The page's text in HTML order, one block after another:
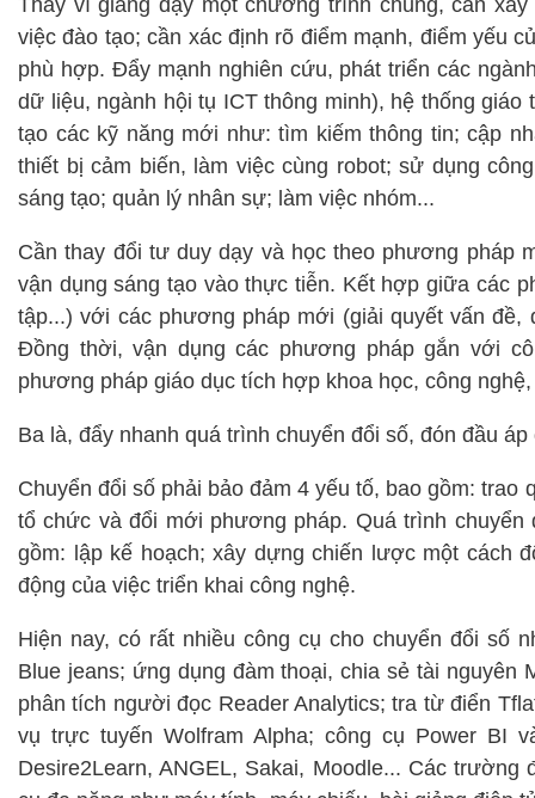
Thay vì giảng dạy một chương trình chung, cần
việc đào tạo; cần xác định rõ điểm mạnh, điểm yếu
phù hợp. Đẩy mạnh nghiên cứu, phát triển các
dữ liệu, ngành hội tụ ICT thông minh), hệ thống
tạo các kỹ năng mới như: tìm kiếm thông tin; cập
thiết bị cảm biến, làm việc cùng robot; sử dụng
sáng tạo; quản lý nhân sự; làm việc nhóm...
Cần thay đổi tư duy dạy và học theo phương
vận dụng sáng tạo vào thực tiễn. Kết hợp giữa các
tập...) với các phương pháp mới (giải quyết vấn
Đồng thời, vận dụng các phương pháp gắn với
phương pháp giáo dục tích hợp khoa học, công
Ba là, đẩy nhanh quá trình chuyển đổi số, đón đầu
Chuyển đổi số phải bảo đảm 4 yếu tố, bao gồm:
tổ chức và đổi mới phương pháp. Quá trình
gồm: lập kế hoạch; xây dựng chiến lược một cách
động của việc triển khai công nghệ.
Hiện nay, có rất nhiều công cụ cho chuyển đổi số
Blue jeans; ứng dụng đàm thoại, chia sẻ tài nguyên
phân tích người đọc Reader Analytics; tra từ điển
vụ trực tuyến Wolfram Alpha; công cụ Power BI
Desire2Learn, ANGEL, Sakai, Moodle... Các